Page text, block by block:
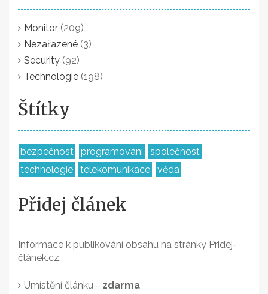
Monitor (209)
Nezařazené (3)
Security (92)
Technologie (198)
Štítky
bezpečnost programování
společnost
technologie
telekomunikace věda
Přidej článek
Informace k publikování obsahu na stránky Pridej-
článek.cz.
Umístění článku - zdarma